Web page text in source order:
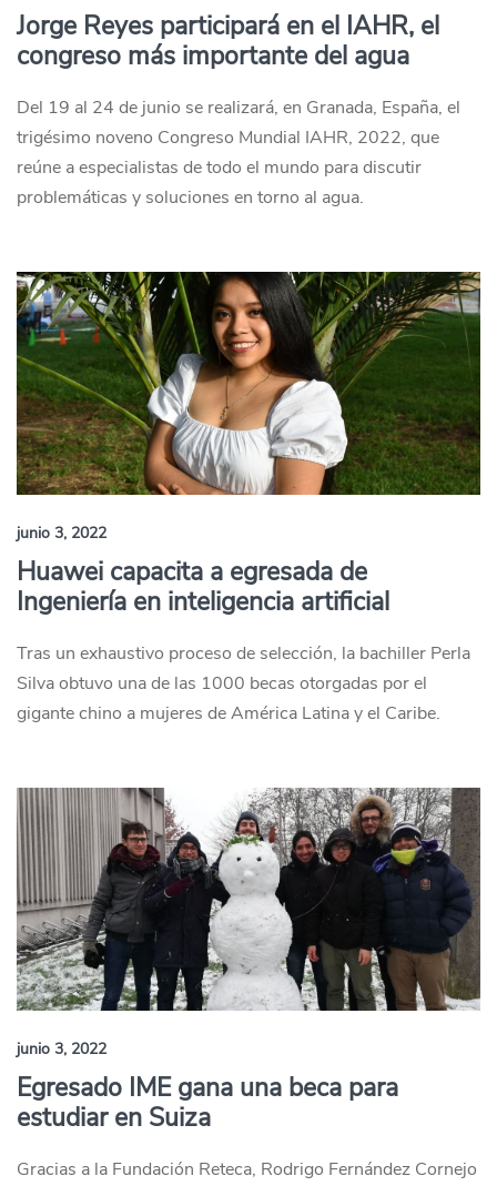
Jorge Reyes participará en el IAHR, el
congreso más importante del agua
Del 19 al 24 de junio se realizará, en Granada, España, el
trigésimo noveno Congreso Mundial IAHR, 2022, que
reúne a especialistas de todo el mundo para discutir
problemáticas y soluciones en torno al agua.
junio 3, 2022
Huawei capacita a egresada de
Ingeniería en inteligencia artificial
Tras un exhaustivo proceso de selección, la bachiller Perla
Silva obtuvo una de las 1000 becas otorgadas por el
gigante chino a mujeres de América Latina y el Caribe.
junio 3, 2022
Egresado IME gana una beca para
estudiar en Suiza
Gracias a la Fundación Reteca, Rodrigo Fernández Cornejo